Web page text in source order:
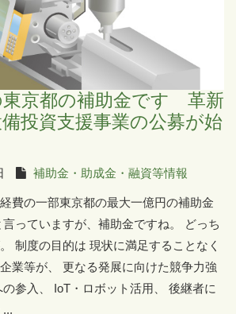
東京都の補助金です 革新
投資支援事業の公募が始
補助金・助成金・融資等情報
費の一部東京都の最大一億円の補助金
っていますが、補助金ですね。 どっち
制度の目的は 現状に満足することなく
業等が、 更なる発展に向けた競争力強
参入、 IoT・ロボット活用、 後継者に
...